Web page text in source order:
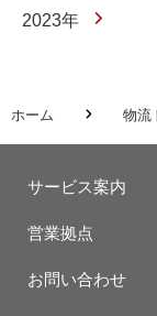
2023年
ホーム 物流
サービス案内
営業拠点
お問い合わせ